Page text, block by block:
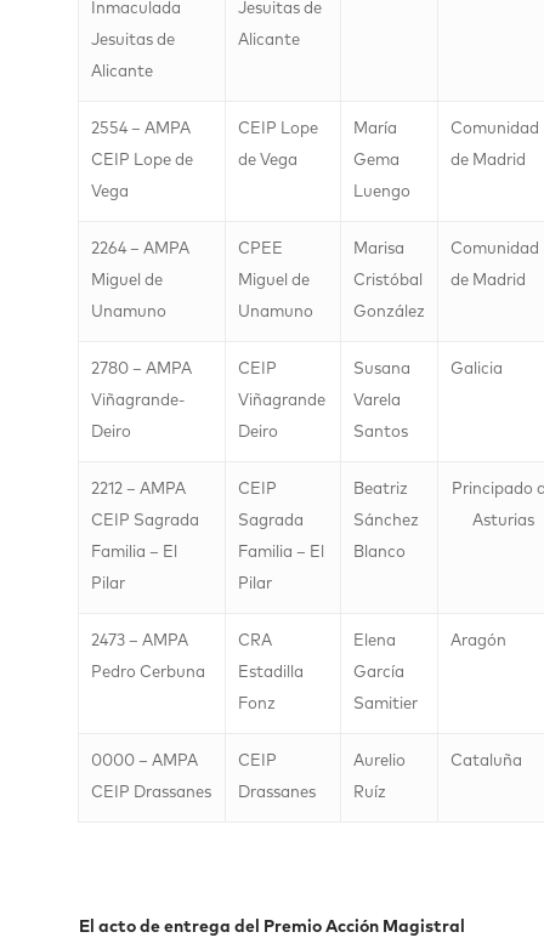
Inmaculada
Jesuitas de
Alicante
Jesuitas de
Alicante
2554 – AMPA
CEIP Lope de
Vega
CEIP Lope
de Vega
María
Gema
Luengo
Comunidad
de Madrid
2264 – AMPA
Miguel de
Unamuno
CPEE
Miguel de
Unamuno
Marisa
Cristóbal
González
Comunidad
de Madrid
2780 – AMPA
Viñagrande-
Deiro
CEIP
Viñagrande
Deiro
Susana
Varela
Santos
Galicia
2212 – AMPA
CEIP Sagrada
Familia – El
Pilar
CEIP
Sagrada
Familia – El
Pilar
Beatriz
Sánchez
Blanco
Principado
Asturias
2473 – AMPA
Pedro Cerbuna
CRA
Estadilla
Fonz
Elena
García
Samitier
Aragón
0000 – AMPA
CEIP Drassanes
CEIP
Drassanes
Aurelio
Ruíz
Cataluña
El acto de entrega del Premio Acción Magistral